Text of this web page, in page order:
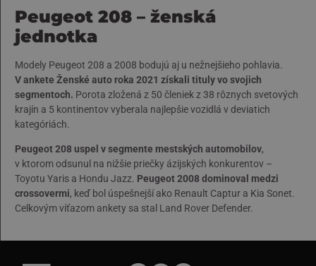
Peugeot 208 – ženská
jednotka
Modely Peugeot 208 a 2008 bodujú aj u nežnejšieho pohlavia.
V ankete Ženské auto roka 2021 získali tituly vo svojich
segmentoch. Porota zložená z 50 členiek z 38 rôznych svetových
krajín a 5 kontinentov vyberala najlepšie vozidlá v deviatich
kategóriách.
Peugeot 208 uspel v segmente mestských automobilov,
v ktorom odsunul na nižšie priečky ázijských konkurentov –
Toyotu Yaris a Hondu Jazz. Peugeot 2008 dominoval medzi
crossovermi, keď bol úspešnejší ako Renault Captur a Kia Sonet.
Celkovým víťazom ankety sa stal Land Rover Defender.